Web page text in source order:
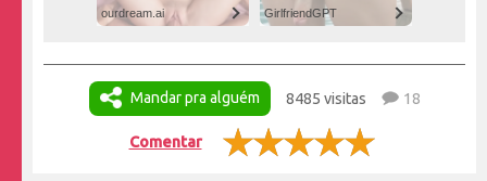
ourdream.ai GirlfriendGPT
Mandar pra alguém 8485 visitas 18
Comentar